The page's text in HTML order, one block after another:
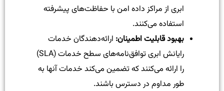
ابری از مراکز داده امن با حفاظت‌های پیشرفته
استفاده می‌کنند.
بهبود قابلیت اطمینان: ارائه‌دهندگان خدمات
رایانش ابری توافق‌نامه‌های سطح خدمات (SLA)
را ارائه می‌کنند که تضمین می‌کند خدمات آنها به
طور مداوم در دسترس باشند.